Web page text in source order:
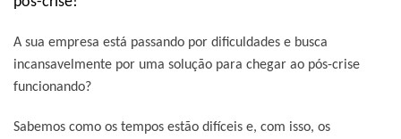
A sua empresa está passando por dificuldades e busca
incansavelmente por uma solução para chegar ao pós-crise
funcionando?
Sabemos como os tempos estão difíceis e, com isso, os